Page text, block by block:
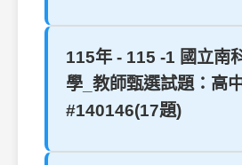
115年 - 115 -1 國立南
學_教師甄選試題：高
#140146(17題)